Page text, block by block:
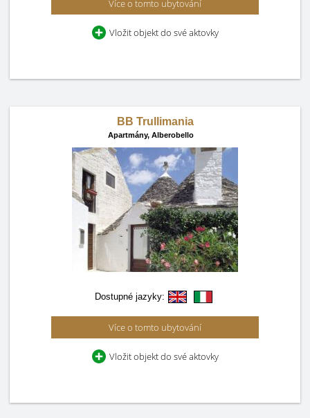
Více o tomto ubytování
Vložit objekt do své aktovky
BB Trullimania
Apartmány, Alberobello
Dostupné jazyky:
Více o tomto ubytování
Vložit objekt do své aktovky